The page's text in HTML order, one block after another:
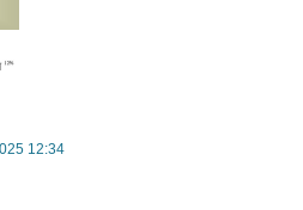
ՓԲԸ-ն կփոխանցվի
Փաշինյան
12:34